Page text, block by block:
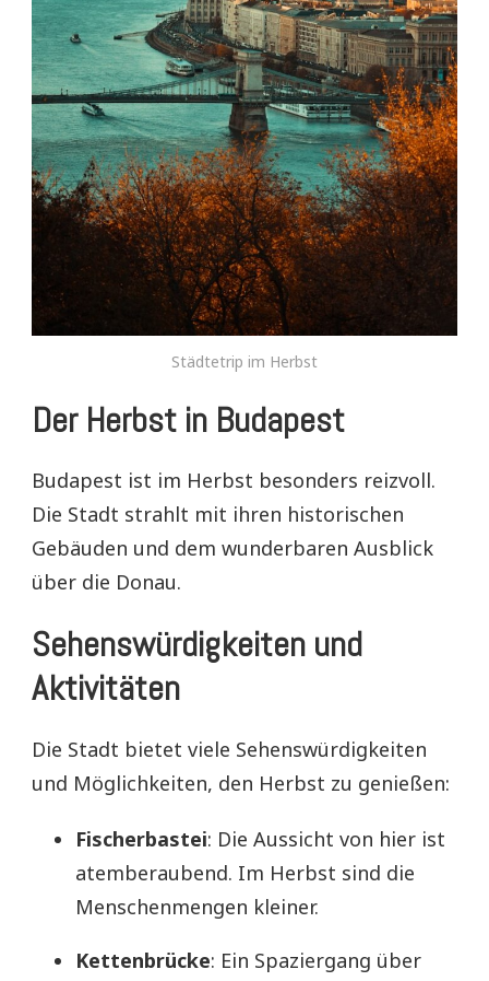
Städtetrip im Herbst
Der Herbst in Budapest
Budapest ist im Herbst besonders reizvoll.
Die Stadt strahlt mit ihren historischen
Gebäuden und dem wunderbaren Ausblick
über die Donau.
Sehenswürdigkeiten und
Aktivitäten
Die Stadt bietet viele Sehenswürdigkeiten
und Möglichkeiten, den Herbst zu genießen:
Fischerbastei: Die Aussicht von hier ist
atemberaubend. Im Herbst sind die
Menschenmengen kleiner.
Kettenbrücke: Ein Spaziergang über